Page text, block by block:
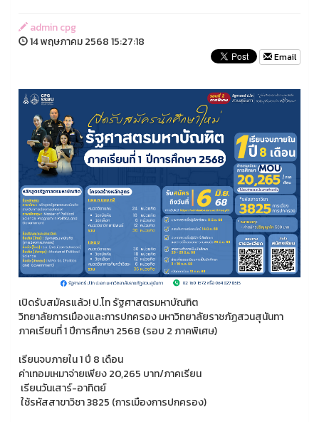
admin cpg
14 พฤษภาคม 2568 15:27:18
Email
เปิดรับสมัครแล้ว! ป.โท รัฐศาสตรมหาบัณฑิต
วิทยาลัยการเมืองและการปกครอง มหาวิทยาลัยราชภัฏสวนสุนันทา
ภาคเรียนที่ 1 ปีการศึกษา 2568 (รอบ 2 ภาคพิเศษ)
เรียนจบภายใน 1 ปี 8 เดือน
ค่าเทอมเหมาจ่ายเพียง 20,265 บาท/ภาคเรียน
เรียนวันเสาร์-อาทิตย์
ใช้รหัสสาขาวิชา 3825 (การเมืองการปกครอง)